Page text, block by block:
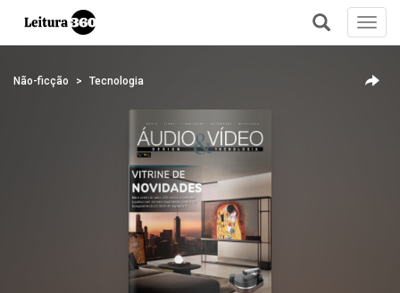
+
Não-ficção Tecnologia